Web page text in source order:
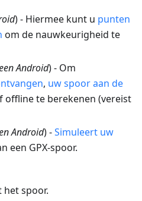
) - Hiermee kunt u punten
om de nauwkeurigheid te
Android) - Om
, uw spoor aan de
offline te berekenen (vereist
Android) -Simuleert uw
een GPX-spoor.
het spoor.